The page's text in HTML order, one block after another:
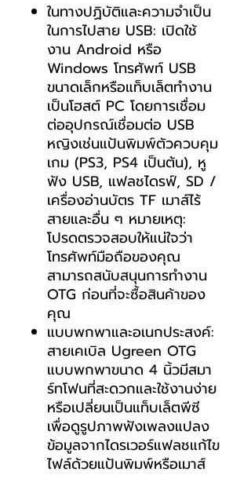
ในทางปฏิบัติและความจำเป็น
ในการไปสาย USB: เปิดใช้
งาน Android หรือ
Windows โทรศัพท์ USB
ขนาดเล็กหรือแท็บเล็ตทำงาน
เป็นโฮสต์ PC โดยการเชื่อม
ต่ออุปกรณ์เชื่อมต่อ USB
หญิงเช่นแป้นพิมพ์ตัวควบคุม
เกม (PS3, PS4 เป็นต้น), หู
ฟัง USB, แฟลชไดรฟ์, SD /
เครื่องอ่านบัตร TF เมาส์ไร้
สายและอื่น ๆ หมายเหตุ:
โปรดตรวจสอบให้แน่ใจว่า
โทรศัพท์มือถือของคุณ
สามารถสนับสนุนการทำงาน
OTG ก่อนที่จะซื้อสินค้าของ
คุณ
แบบพกพาและอเนกประสงค์:
สายเคเบิล Ugreen OTG
แบบพกพาขนาด 4 นิ้วมีสมา
ร์ทโฟนที่สะดวกและใช้งานง่าย
หรือเปลี่ยนเป็นแท็บเล็ตพีซี
เพื่อดูรูปภาพฟังเพลงแปลง
ข้อมูลจากไดรเวอร์แฟลชแก้ไข
ไฟล์ด้วยแป้นพิมพ์หรือเมาส์